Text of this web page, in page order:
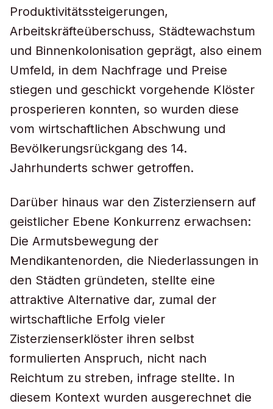
Produktivitätssteigerungen,
Arbeitskräfteüberschuss, Städtewachstum
und Binnenkolonisation geprägt, also einem
Umfeld, in dem Nachfrage und Preise
stiegen und geschickt vorgehende Klöster
prosperieren konnten, so wurden diese
vom wirtschaftlichen Abschwung und
Bevölkerungsrückgang des 14.
Jahrhunderts schwer getroffen.
Darüber hinaus war den Zisterziensern auf
geistlicher Ebene Konkurrenz erwachsen:
Die Armutsbewegung der
Mendikantenorden, die Niederlassungen in
den Städten gründeten, stellte eine
attraktive Alternative dar, zumal der
wirtschaftliche Erfolg vieler
Zisterzienserklöster ihren selbst
formulierten Anspruch, nicht nach
Reichtum zu streben, infrage stellte. In
diesem Kontext wurden ausgerechnet die